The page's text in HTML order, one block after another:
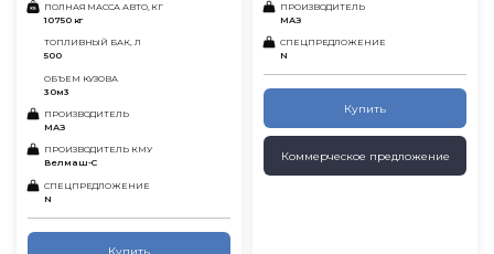
ПОЛНАЯ МАССА АВТО, КГ
10750 кг
ТОПЛИВНЫЙ БАК, Л
500
ОБЪЕМ КУЗОВА
30м3
ПРОИЗВОДИТЕЛЬ
МАЗ
ПРОИЗВОДИТЕЛЬ КМУ
Велмаш-С
СПЕЦПРЕДЛОЖЕНИЕ
N
ПРОИЗВОДИТЕЛЬ
МАЗ
СПЕЦПРЕДЛОЖЕНИЕ
N
Купить
Коммерческое предложение